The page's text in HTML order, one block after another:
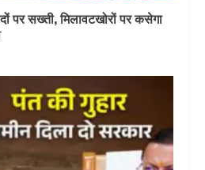
पर सख्ती, मिलावटखोरों पर कसेगा